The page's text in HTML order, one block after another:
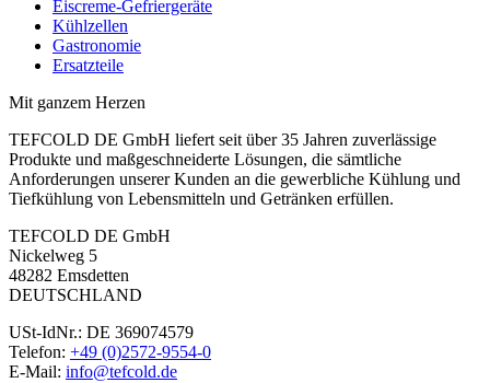
Eiscreme-Gefriergeräte
Kühlzellen
Gastronomie
Ersatzteile
Mit ganzem Herzen
TEFCOLD DE GmbH liefert seit über 35 Jahren zuverlässige
Produkte und maßgeschneiderte Lösungen, die sämtliche
Anforderungen unserer Kunden an die gewerbliche Kühlung und
Tiefkühlung von Lebensmitteln und Getränken erfüllen.
TEFCOLD DE GmbH
Nickelweg 5
48282 Emsdetten
DEUTSCHLAND
USt-IdNr.: DE 369074579
Telefon: +49 (0)2572-9554-0
E-Mail: info@tefcold.de